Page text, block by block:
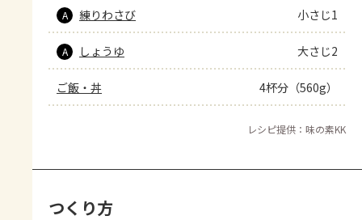
A 練りわさび 小さじ1
A しょうゆ 大さじ2
ご飯・丼 4杯分（560g）
レシピ提供：味の素KK
つくり方